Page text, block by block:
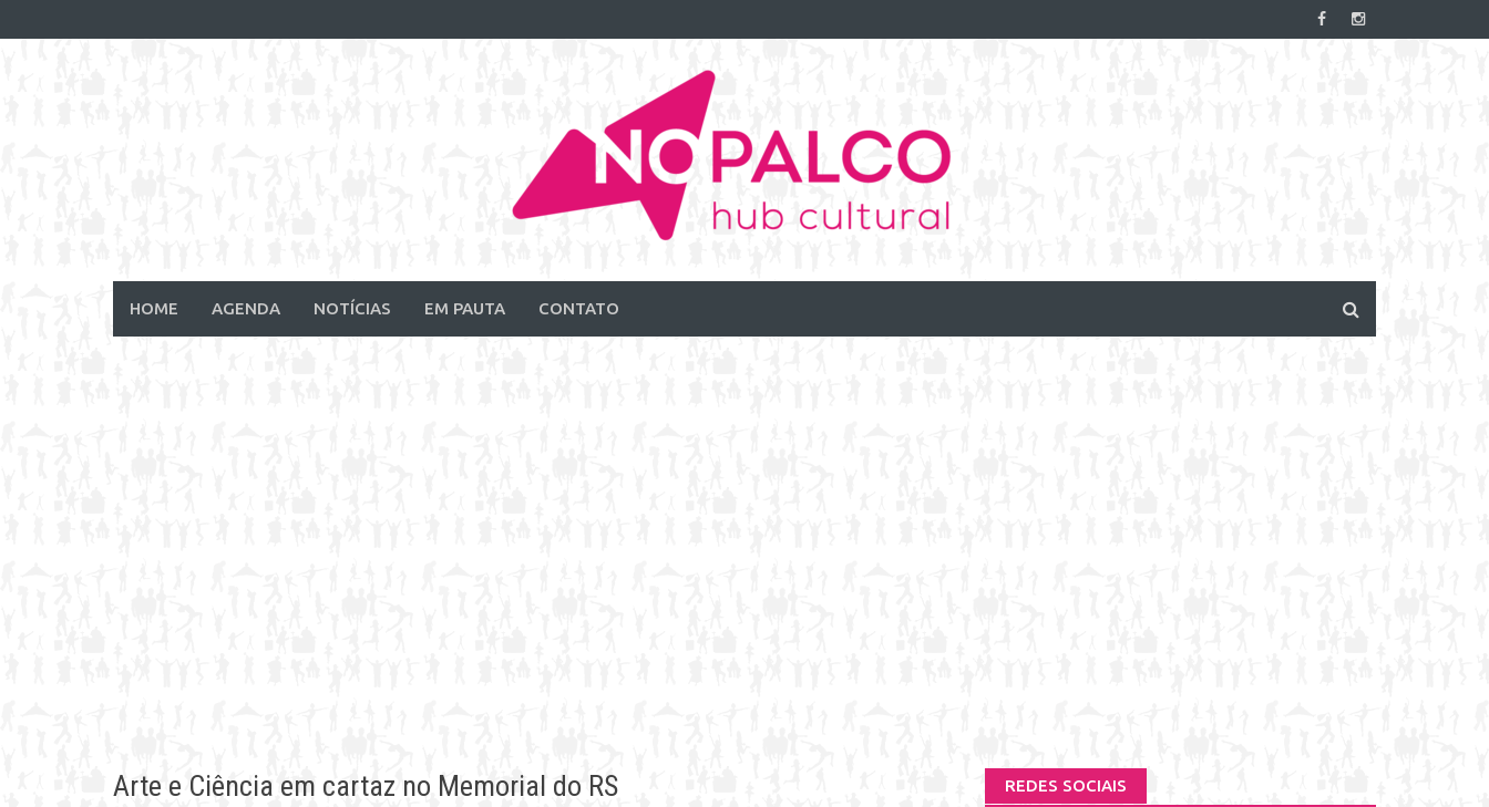
to
HOME AGENDA NOTÍCIAS EM PAUTA CONTATO
Arte e Ciência em cartaz no Memorial do RS REDES SOCIAIS